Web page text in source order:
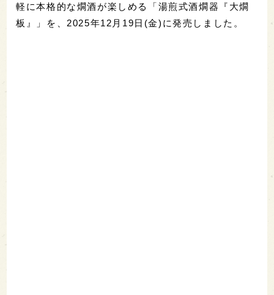
軽に本格的な燗酒が楽しめる「湯煎式酒燗器『大燗
板』」を、2025年12月19日(金)に発売しました。